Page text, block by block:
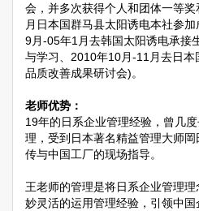
会，并多次获得个人和团体一等
月日本国群马县太阳诱电本社参
9月-05年1月去韩国太阳诱电承接
与学习、2010年10月-11月去日本
品质改善成果研讨会)。
老师优势：
19年的日系企业管理经验，曾几
理，受到日本著名精益管理大师岡
传与中国工厂的现场指导。
王老师的管理是将日系企业管理
妙灵活的运用管理经验，引领中